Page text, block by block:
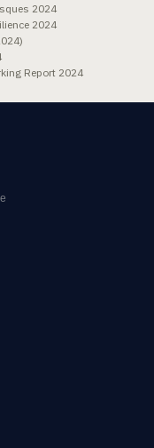
2024
2024
Report 2024